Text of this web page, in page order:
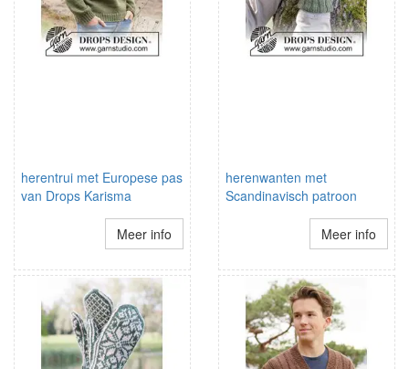
herentrui met Europese pas
van Drops Karisma
Meer info
herenwanten met
Scandinavisch patroon
Meer info